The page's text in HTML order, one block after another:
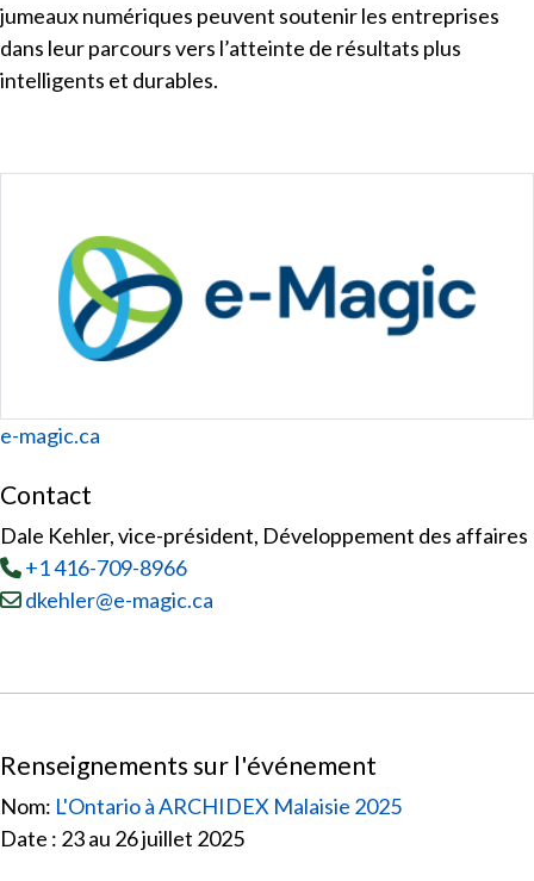
jumeaux numériques peuvent soutenir les entreprises
dans leur parcours vers l’atteinte de résultats plus
intelligents et durables.
Website
e-magic.ca
Contact
Dale Kehler, vice-président, Développement des affaires
Tél:
+1 416-709-8966
Courriel :
dkehler@e-magic.ca
Renseignements sur l'événement
Nom: L'Ontario à ARCHIDEX Malaisie 2025
Date : 23 au 26 juillet 2025